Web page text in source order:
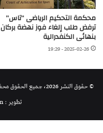
محكمة التحكيم الرياضى “تاس”
ترفض طلب إلغاء فوز نهضة بركان
بنهائى الكنفدرالية
2025-02-26 - 19:29
© حقوق النشر 2026، جميع الحقوق محفوظة |
تطوير : hamza sabban